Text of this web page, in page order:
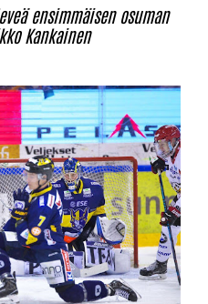
ensimmäisen osuman
Kankainen